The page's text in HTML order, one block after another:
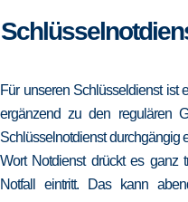
Für unseren Schlüsseldienst ist
ergänzend zu den regulären
Schlüsselnotdienst durchgängig
Wort Notdienst drückt es ganz
Notfall eintritt. Das kann